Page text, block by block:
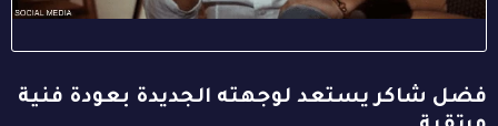
فضل شاكر يستعد لوجهته الجديدة بعودة فنية